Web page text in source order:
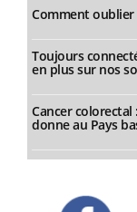
Comment oublier
Toujours
en plus sur nos
Cancer
donne au Pays